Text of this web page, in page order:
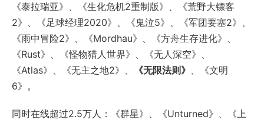
《泰拉瑞亚》、《生化危机2重制版》、《荒野大镖客
2》、《足球经理2020》、《鬼泣5》、《军团要塞2》、
《雨中冒险2》、《Mordhau》、《方舟生存进化》、
《Rust》、《怪物猎人世界》、《无人深空》、
《Atlas》、《无主之地2》、
《无限法则》 、《文明
6》。
同时在线超过2.5万人：《群星》、《Unturned》、《上